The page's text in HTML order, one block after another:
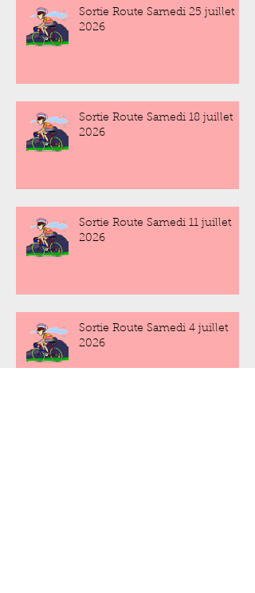
Sortie Route Samedi 25 juillet
2026
Sortie Route Samedi 18 juillet
2026
Sortie Route Samedi 11 juillet
2026
Sortie Route Samedi 4 juillet
2026